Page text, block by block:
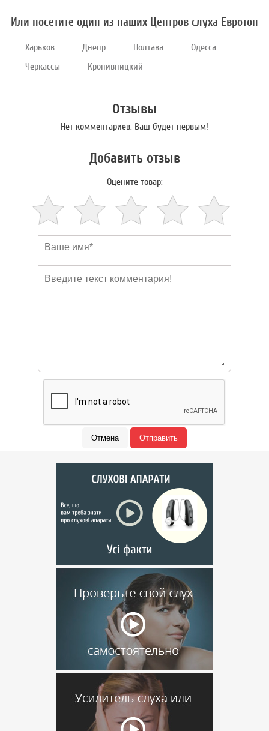
Или посетите один из наших Центров слуха Евротон
Харьков Днепр Полтава
Одесса
Черкассы
Кропивницкий
Отзывы
Нет комментариев. Ваш будет первым!
Добавить отзыв
Оцените товар: